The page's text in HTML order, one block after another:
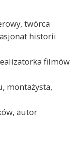
twórca
historii
filmów
montażysta,
autor